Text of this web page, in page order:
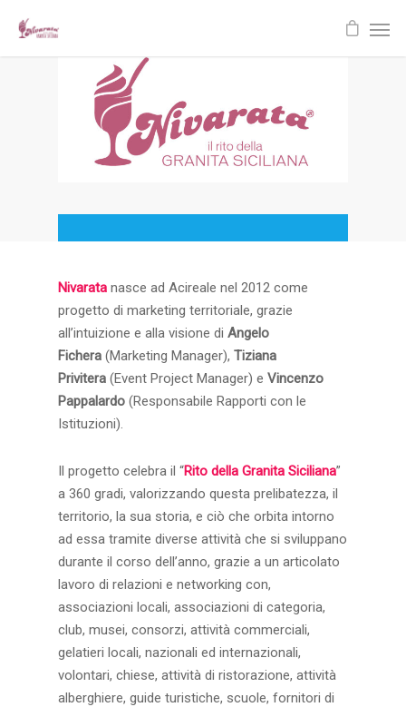
Nivarata nasce ad Acireale nel 2012 come
progetto di marketing territoriale, grazie
all’intuizione e alla visione di Angelo
Fichera (Marketing Manager), Tiziana
Privitera (Event Project Manager) e Vincenzo
Pappalardo (Responsabile Rapporti con le
Istituzioni).
Il progetto celebra il “Rito della Granita Siciliana”
a 360 gradi, valorizzando questa prelibatezza, il
territorio, la sua storia, e ciò che orbita intorno
ad essa tramite diverse attività che si sviluppano
durante il corso dell’anno, grazie a un articolato
lavoro di relazioni e networking con,
associazioni locali, associazioni di categoria,
club, musei, consorzi, attività commerciali,
gelatieri locali, nazionali ed internazionali,
volontari, chiese, attività di ristorazione, attività
alberghiere, guide turistiche, scuole, fornitori di